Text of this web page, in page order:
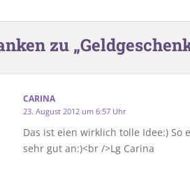
zu
CARINA
23. August 2012 um 6:57 Uhr
Das ist eien wirklich tolle Idee:)
sehr gut an:)<br />Lg Carina